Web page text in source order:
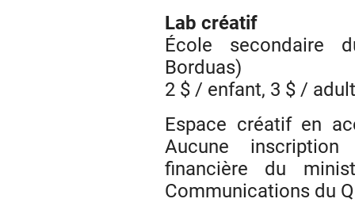
Lab créatif
École secondaire
Borduas)
2 $ / enfant, 3 $ /
Espace créatif en
Aucune
financière du
Communications du